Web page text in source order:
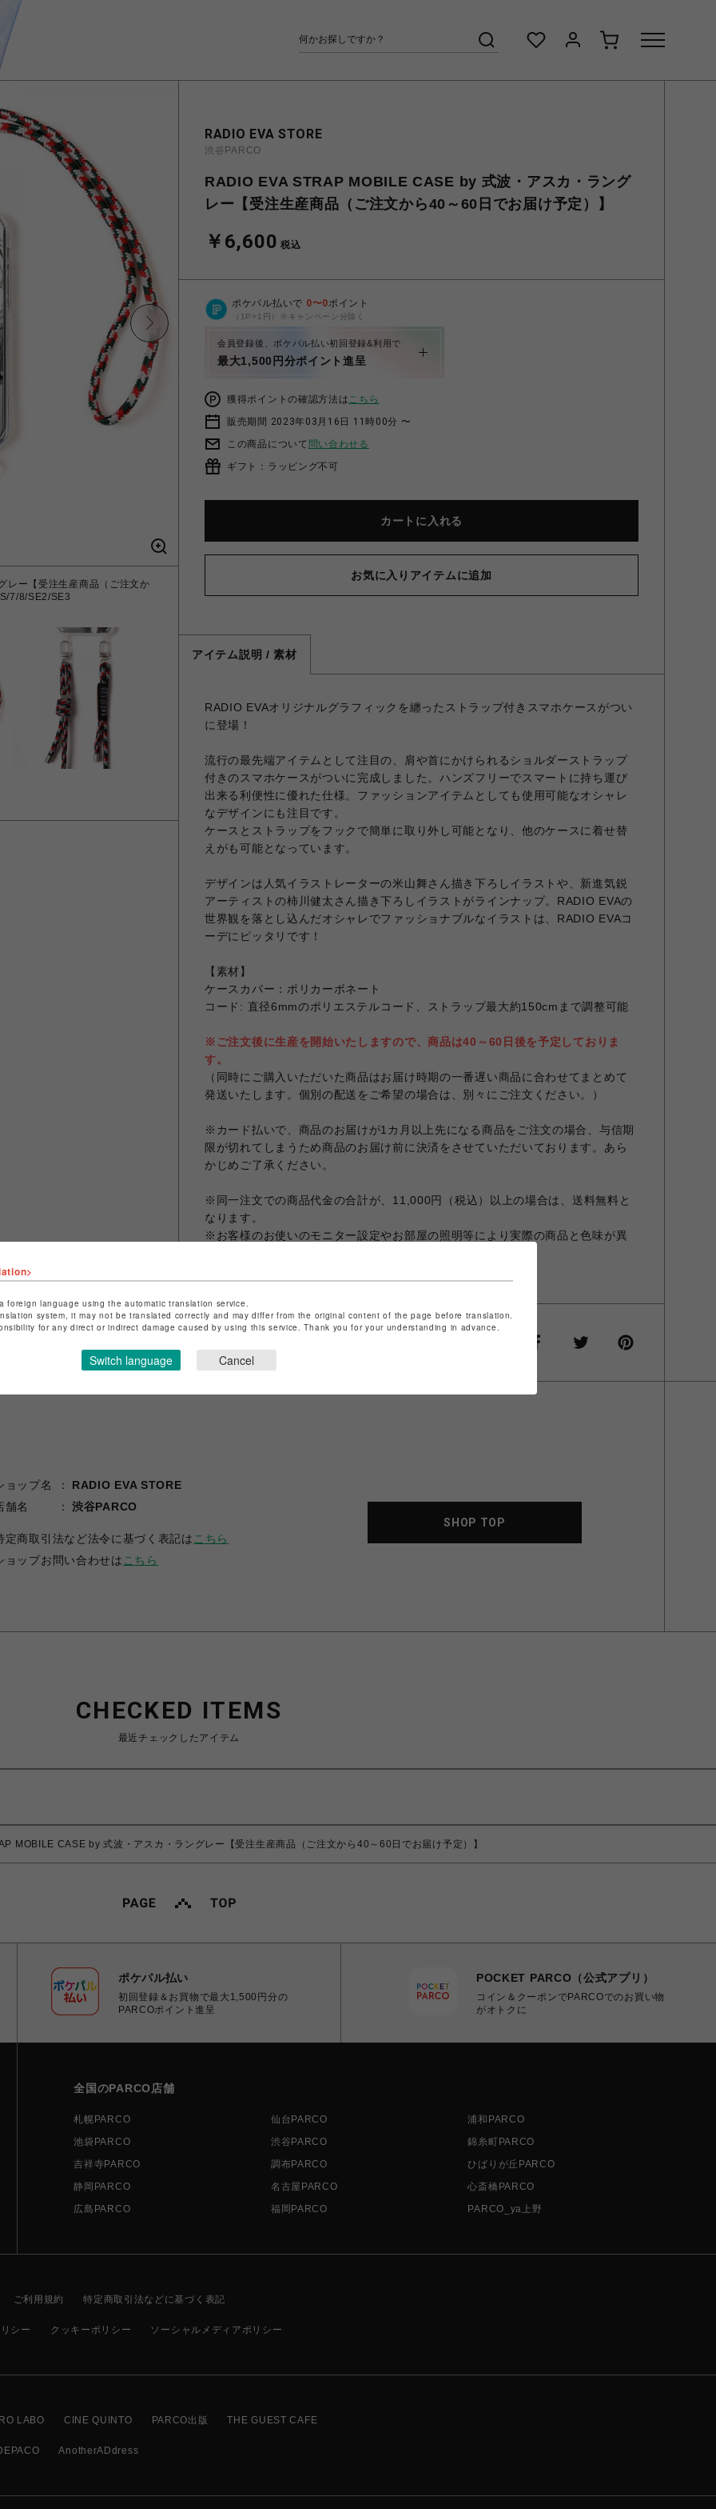
レー【受注生産商品（ご注文か
7/8/SE2/SE3
RADIO EVA STORE
渋谷PARCO
RADIO EVA STRAP MOBILE CASE by 式波・アスカ・ラング
レー【受注生産商品（ご注文から40～60日でお届け予定）】
￥6,600 税込
ポケパル払いで 0〜0ポイント
（1P=1円）※キャンペーン分除く
会員登録後、ポケパル払い初回登録&利用で
最大1,500円分ポイント進呈
獲得ポイントの確認方法はこちら
販売期間 2023年03月16日 11時00分 〜
この商品について 問い合わせる
ギフト：ラッピング不可
カートに入れる
お気に入りアイテムに追加
アイテム説明 / 素材
RADIO EVAオリジナルグラフィックを纏ったストラップ付きスマホケースがつい
に登場！
流行の最先端アイテムとして注目の、肩や首にかけられるショルダーストラップ
付きのスマホケースがついに完成しました。ハンズフリーでスマートに持ち運び
出来る利便性に優れた仕様。ファッションアイテムとしても使用可能なオシャレ
なデザインにも注目です。
ケースとストラップをフックで簡単に取り外し可能となり、他のケースに着せ替
えがも可能となっています。
デザインは人気イラストレーターの米山舞さん描き下ろしイラストや、新進気鋭
アーティストの柿川健太さん描き下ろしイラストがラインナップ。RADIO EVAの
世界観を落とし込んだオシャレでファッショナブルなイラストは、RADIO EVAコ
ーデにピッタリです！
【素材】
ケースカバー：ポリカーボネート
コード: 直径6mmのポリエステルコード、ストラップ最大約150cmまで調整可能
※ご注文後に生産を開始いたしますので、商品は40～60日後を予定しておりま
す。
（同時にご購入いただいた商品はお届け時期の一番遅い商品に合わせてまとめて
発送いたします。個別の配送をご希望の場合は、別々にご注文ください。）
※カード払いで、商品のお届けが1カ月以上先になる商品をご注文の場合、与信期
限が切れてしまうため商品のお届け前に決済をさせていただいております。あら
かじめご了承ください。
※同一注文での商品代金の合計が、11,000円（税込）以上の場合は、送料無料と
なります。
※お客様のお使いのモニター設定やお部屋の照明等により実際の商品と色味が異
ョップ名
RADIO EVA STORE
舗名
渋谷PARCO
定商取引法など法令に基づく表記は こちら
ョップお問い合わせは こちら
SHOP TOP
CHECKED ITEMS
最近チェックしたアイテム
MOBILE CASE by 式波・アスカ・ラングレー【受注生産商品（ご注文から40～60日でお届け予定）】
ポケパル払い
初回登録＆お買物で最大1,500円分の
PARCOポイント進呈
POCKET PARCO（公式アプリ）
コイン＆クーポンでPARCOでのお買い物
がオトクに
全国のPARCO店舗
札幌PARCO 仙台PARCO
浦和PARCO
池袋PARCO
渋谷PARCO
錦糸町PARCO
吉祥寺PARCO
調布PARCO
ひばりが丘PARCO
静岡PARCO
名古屋PARCO
心斎橋PARCO
広島PARCO
福岡PARCO PARCO_ya上野
ご利用規約 特定商取引法などに基づく表記
シー クッキーポリシー ソーシャルメディアポリシー
LABO CINE QUINTO PARCO出版 THE GUEST CAFE
AnotherADdress
foreign language using the automatic translation service.
system, it may not be translated correctly and may differ from the original content of the page before translation.
for any direct or indirect damage caused by using this service. Thank you for your understanding in advance.
Switch language Cancel